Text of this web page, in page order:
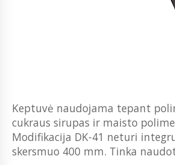
Keptuvė naudojama tepant
cukraus sirupas ir maisto
Modifikacija DK-41 neturi
skersmuo 400 mm. Tinka